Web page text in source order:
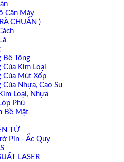
Cân Máy
CHUẨN )
Tông
Kim Loại
Mút Xốp
Nhựa, Cao Su
Loại, Nhựa
Phủ
Bề Mặt
TỬ
Pin - Ắc Quy
LASER